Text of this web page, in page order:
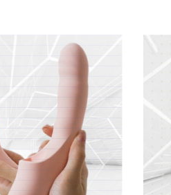
và xà phòng dịu nhẹ trước
bôi trơn universal hoặc dành